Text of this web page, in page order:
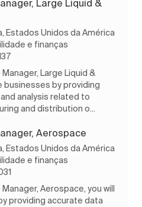
Large Liquid &
Estados Unidos da América
e finanças
Large Liquid &
businesses by providing
analysis related to
and distribution o...
Aerospace
Estados Unidos da América
e finanças
Aerospace, you will
providing accurate data